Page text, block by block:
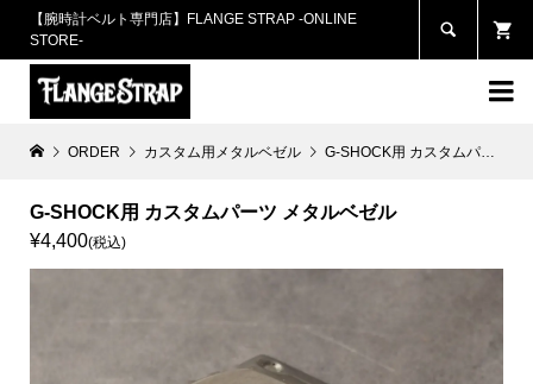
【腕時計ベルト専門店】FLANGE STRAP -ONLINE
STORE-


ORDER カスタム用メタルベゼル G-SHOCK用 カスタムパーツ メタルベゼル
G-SHOCK用 カスタムパーツ メタルベゼル
¥4,400(税込)